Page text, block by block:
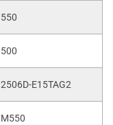
550
500
2506D-E15TAG2
M550